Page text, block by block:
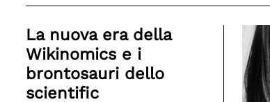
La nuova era della
Wikinomics e i
brontosauri dello
scientific